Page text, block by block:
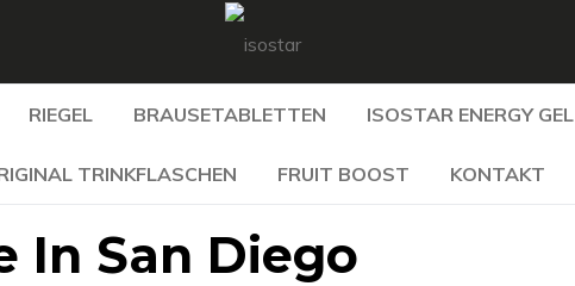
RIEGEL BRAUSETABLETTEN ISOSTAR ENERGY GEL
TRINKFLASCHEN FRUIT BOOST KONTAKT
In San Diego